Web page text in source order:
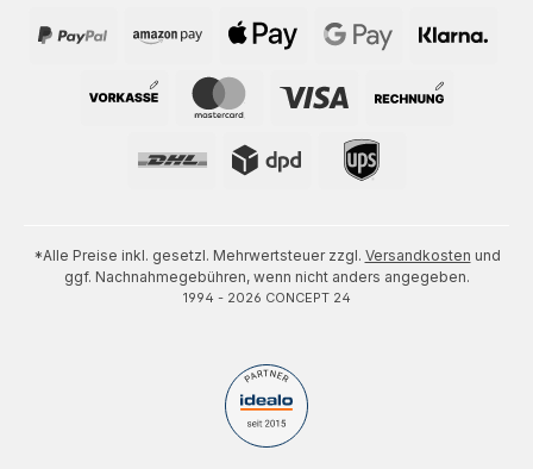
*Alle Preise inkl. gesetzl. Mehrwertsteuer zzgl. Versandkosten und
ggf. Nachnahmegebühren, wenn nicht anders angegeben.
1994 - 2026 CONCEPT 24